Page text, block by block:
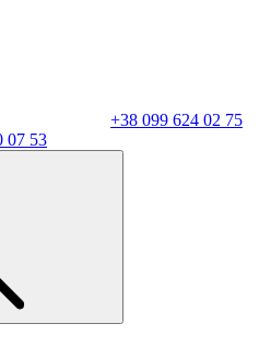
+38 099 624 02 75
07 53